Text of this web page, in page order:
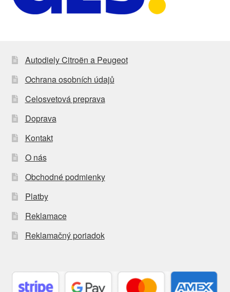
Autodiely Citroën a Peugeot
Ochrana osobních údajů
Celosvetová preprava
Doprava
Kontakt
O nás
Obchodné podmienky
Platby
Reklamace
Reklamačný poriadok